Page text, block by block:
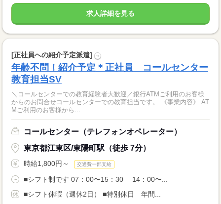
求人詳細を見る
[正社員への紹介予定派遣] ?
年齢不問！紹介予定＊正社員 コールセンター
教育担当SV
＼コールセンターでの教育経験者大歓迎／銀行ATMご利用のお客様
からのお問合せコールセンターでの教育担当です。 《事業内容》 AT
Mご利用のお客様から...
コールセンター（テレフォンオペレーター）
東京都江東区/東陽町駅（徒歩 7分）
時給1,800円～ 交通費一部支給
■シフト制です 07：00〜15：30 14：00〜...
■シフト休暇（週休2日） ■特別休日 年間...